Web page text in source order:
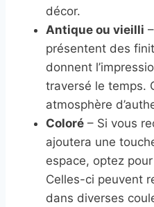
décor.
Antique ou vieilli
présentent des
donnent
traversé le temps.
atmosphère
Coloré – Si vous
ajoutera une
espace, optez
Celles-ci peuvent
dans diverses